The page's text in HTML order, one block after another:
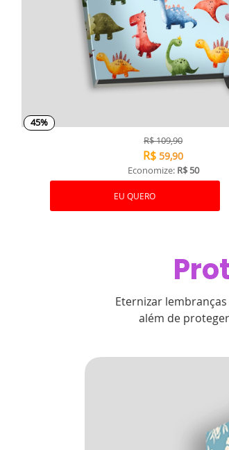
45%
R$109,90
R$ 59,90
Economize: R$ 50
EU QUERO
Eternizar
além de